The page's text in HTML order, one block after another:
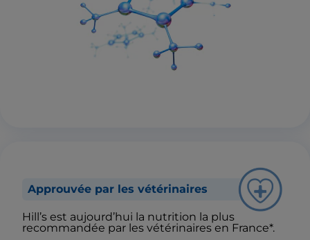
Approuvée par les vétérinaires
Hill’s est aujourd’hui la nutrition la plus
recommandée par les vétérinaires en France*.